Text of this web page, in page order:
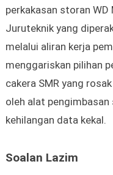
perkakasan storan WD
Juruteknik yang
melalui aliran kerja
menggariskan pilihan
cakera SMR yang
oleh alat
kehilangan data kekal.
Soalan Lazim